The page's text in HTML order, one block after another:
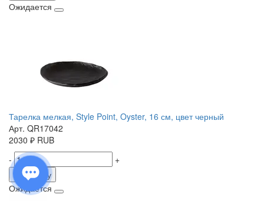
Ожидается
Тарелка мелкая, Style Point, Oyster, 16 см, цвет черный
Арт. QR17042
2030 ₽ RUB
-
+
В корзину
Ожидается